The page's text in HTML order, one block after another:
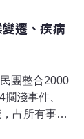
遷、疾病
團整合2000
淺事件、
占所有事件